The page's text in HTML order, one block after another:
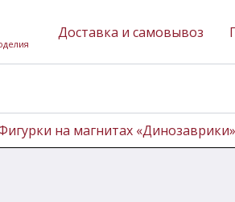
Доставка и самовывоз
на магнитах «Динозаврики»